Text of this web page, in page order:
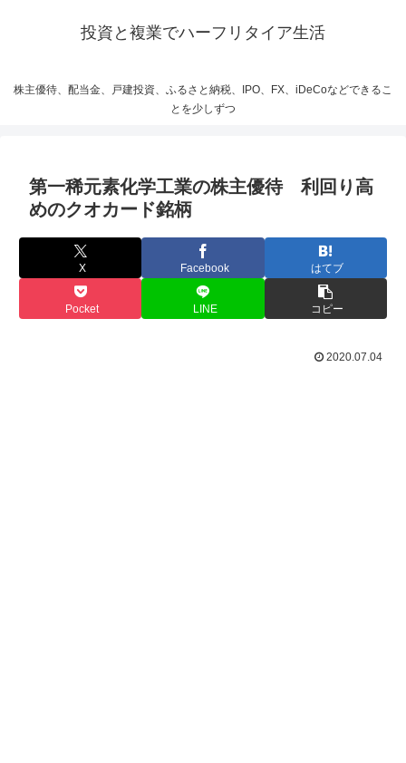
投資と複業でハーフリタイア生活
株主優待、配当金、戸建投資、ふるさと納税、IPO、FX、iDeCoなどできるこ
とを少しずつ
第一稀元素化学工業の株主優待 利回り高
めのクオカード銘柄
X Facebook はてブ
Pocket LINE コピー
2020.07.04